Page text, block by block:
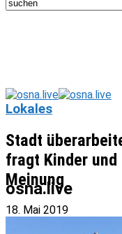
osna.live
Lokales
Stadt
fragt Kinder
Meinung
18. Mai 2019